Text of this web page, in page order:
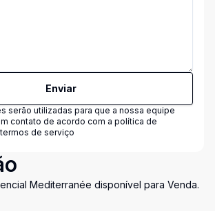
Enviar
serão utilizadas para que a nossa equipe
contato de acordo com a política de
de serviço
Mediterranée disponível para Venda.